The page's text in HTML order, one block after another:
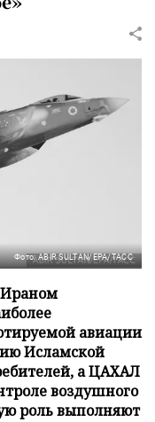
Фото: ABIR SULTAN/EPA/ТАСС
Ираном
авиации
Исламской
а ЦАХАЛ
воздушного
роль выполняют